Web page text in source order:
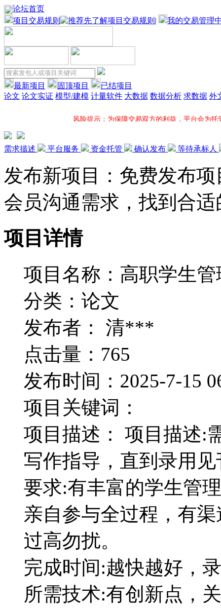
论坛首页
项目交易规则
| 我的交易管理
最新项目 固顶项目
已结项目
论文 论文实证 模型/建模 计量软件 大数据 数据分析 求数据 外
风险提示：为保障交易双方的利益，平台会为
项目固顶：固顶将大大增加您所发布项目的应征机率并在固顶项
一对一服务：平台项目专员全程一对一跟进您的项目，
超低服务费：接包方提现时，平台方只收取5%服
需求描述 平台服务 资金托管 确认发布 等待承标人
发布新项目：免费发布
会员沟通需求，找到合
项目详情
项目名称： 高职学生
分类： 论文
发布者：
清***
点击量： 765
发布时间： 2025-7-15
项目关键词：
项目描述：
项目描述:
写作指导，直到录用见
要求:有丰富的学生管
亲自参与全过程，有
过高勿扰。
完成时间:越快越好，
所需技术:有创新点，